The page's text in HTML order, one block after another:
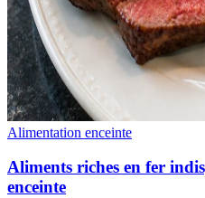
Alimentation enceinte
Aliments riches en fer
enceinte